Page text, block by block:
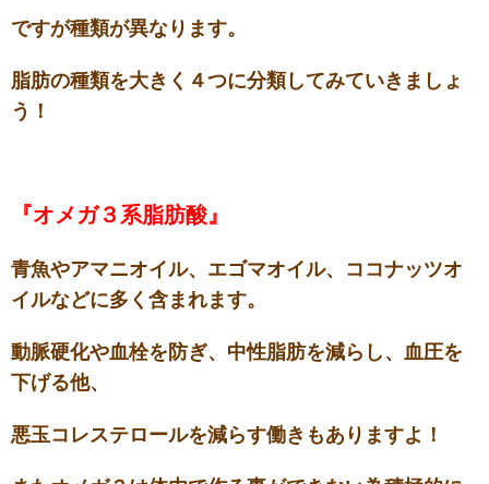
ですが種類が異なります。
脂肪の種類を大きく４つに分類してみていきましょ
う！
『オメガ３系脂肪酸』
青魚やアマニオイル、エゴマオイル、ココナッツオ
イルなどに多く含まれます。
動脈硬化や血栓を防ぎ、中性脂肪を減らし、血圧を
下げる他、
悪玉コレステロールを減らす働きもありますよ！